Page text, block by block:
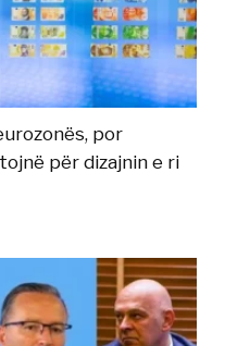
por
për dizajnin e ri